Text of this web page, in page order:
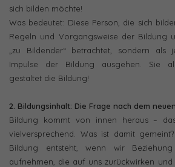
sich bilden möchte!
Was bedeutet: Diese Person, die sich
Regeln und Vorgangsweise der Bildung
„zu Bildender“ betrachtet, sondern
Impulse der Bildung ausgehen. Sie
gestaltet die Bildung!
2. Bildungsinhalt: Die Frage nach dem
Bildung kommt von innen heraus –
vielversprechend. Was ist damit
Bildung entsteht, wenn wir
aufnehmen, die auf uns zurückwirken